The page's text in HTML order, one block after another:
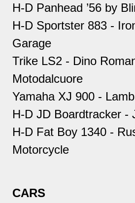
H-D Panhead ’56 by
H-D Sportster 883 -
Garage
Trike LS2 - Dino
Motodalcuore
Yamaha XJ 900 -
H-D JD Boardtracker -
H-D Fat Boy 1340 -
Motorcycle
CARS